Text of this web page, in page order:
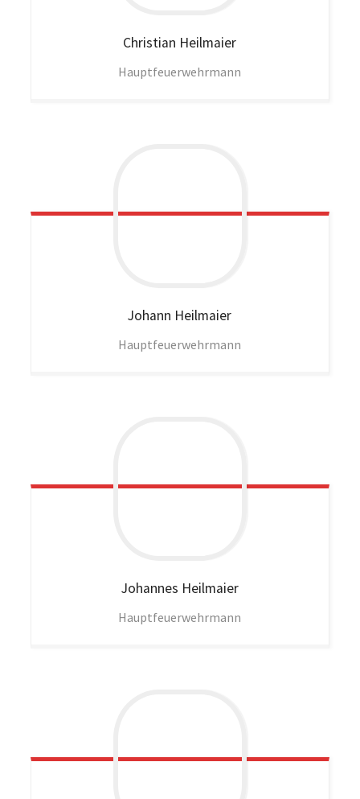
Christian Heilmaier
Hauptfeuerwehrmann
Johann Heilmaier
Hauptfeuerwehrmann
Johannes Heilmaier
Hauptfeuerwehrmann